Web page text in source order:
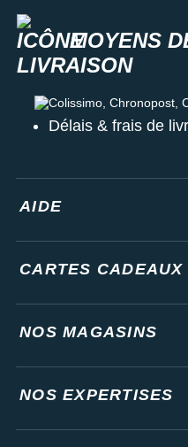
MOYENS
Colissimo, Chronopost,
Délais & frais de
AIDE
CARTES CADEAUX
NOS MAGASINS
NOS EXPERTISES